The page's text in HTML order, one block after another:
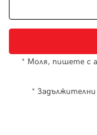
* Моля, пишете с
*